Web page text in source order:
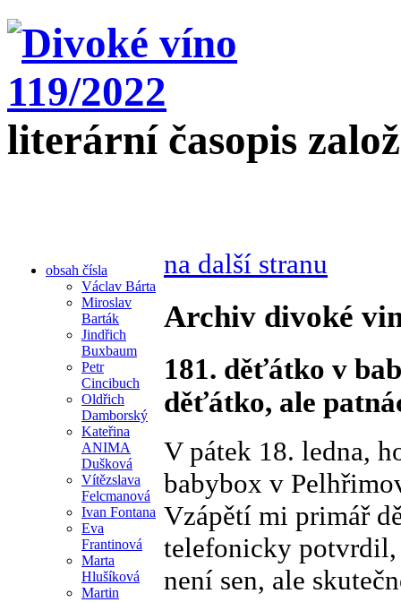
literární časopis
obsah čísla
Václav Bárta
Miroslav
Barták
Jindřich
Buxbaum
Petr
Cincibuch
Oldřich
Damborský
Kateřina
ANIMA
Dušková
Vítězslava
Felcmanová
Ivan Fontana
Eva
Frantinová
Marta
Hlušíková
Martin
na další stranu
Archiv divoké
181. děťátko v
děťátko, ale
V pátek 18. ledna,
babybox v
Vzápětí mi primář
telefonicky potvrdil,
není sen, ale